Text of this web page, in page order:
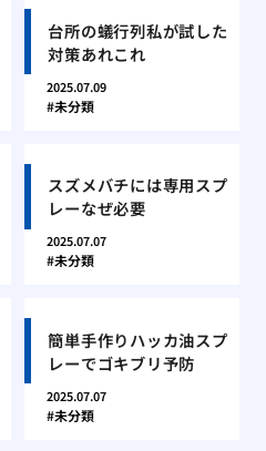
台所の蟻行列私が試した
対策あれこれ
2025.07.09
未分類
スズメバチには専用スプ
レーなぜ必要
2025.07.07
未分類
簡単手作りハッカ油スプ
レーでゴキブリ予防
2025.07.07
未分類